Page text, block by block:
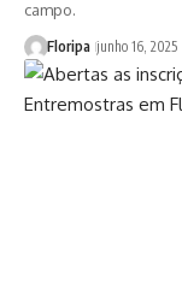
campo.
Floripa junho 16, 2025